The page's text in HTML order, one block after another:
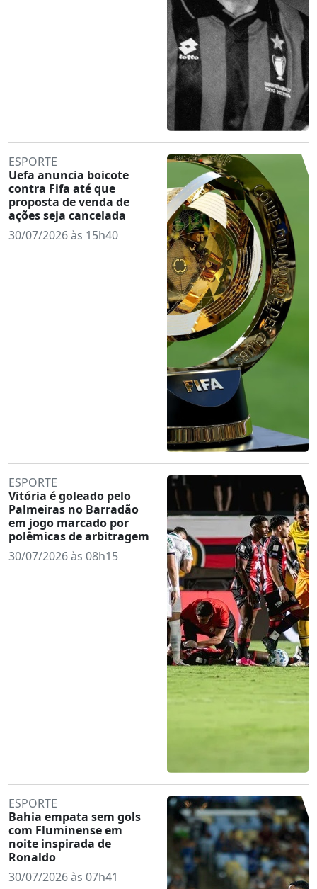
ESPORTE
Uefa anuncia boicote
contra Fifa até que
proposta de venda de
ações seja cancelada
30/07/2026 às 15h40
ESPORTE
Vitória é goleado pelo
Palmeiras no Barradão
em jogo marcado por
polêmicas de arbitragem
30/07/2026 às 08h15
ESPORTE
Bahia empata sem gols
com Fluminense em
noite inspirada de
Ronaldo
30/07/2026 às 07h41